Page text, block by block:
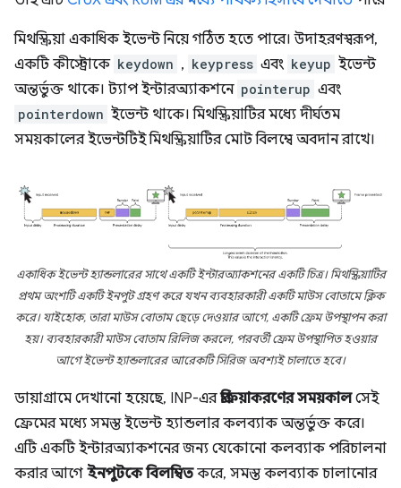
মিথস্ক্রিয়া একাধিক ইভেন্ট নিয়ে গঠিত হতে পারে। উদাহরণস্বরূপ,
একটি কীস্ট্রোকে keydown , keypress এবং keyup ইভেন্ট
অন্তর্ভুক্ত থাকে। ট্যাপ ইন্টারঅ্যাকশনে pointerup এবং
pointerdown ইভেন্ট থাকে। মিথস্ক্রিয়াটির মধ্যে দীর্ঘতম
সময়কালের ইভেন্টটিই মিথস্ক্রিয়াটির মোট বিলম্বে অবদান রাখে।
একাধিক ইভেন্ট হ্যান্ডলারের সাথে একটি ইন্টারঅ্যাকশনের একটি চিত্র। মিথস্ক্রিয়াটির
প্রথম অংশটি একটি ইনপুট গ্রহণ করে যখন ব্যবহারকারী একটি মাউস বোতামে ক্লিক
করে। যাইহোক, তারা মাউস বোতাম ছেড়ে দেওয়ার আগে, একটি ফ্রেম উপস্থাপন করা
হয়। ব্যবহারকারী মাউস বোতাম রিলিজ করলে, পরবর্তী ফ্রেম উপস্থাপিত হওয়ার
আগে ইভেন্ট হ্যান্ডলারের আরেকটি সিরিজ অবশ্যই চালাতে হবে।
ডায়াগ্রামে দেখানো হয়েছে, INP-এরপ্রক্রিয়াকরণের সময়কালসেই
ফ্রেমের মধ্যে সমস্ত ইভেন্ট হ্যান্ডলার কলব্যাক অন্তর্ভুক্ত করে।
এটি একটি ইন্টারঅ্যাকশনের জন্য যেকোনো কলব্যাক পরিচালনা
করার আগে ইনপুটকে বিলম্বিতকরে, সমস্ত কলব্যাক চালানোর